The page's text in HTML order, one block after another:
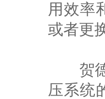
用效率
或者更
贺德
压系统